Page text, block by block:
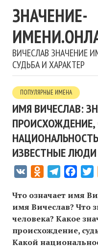
ЗНАЧЕНИЕ-
ВИЧЕСЛАВ ЗНАЧЕНИЕ
СУДЬБА И ХАРАКТЕР
ПОПУЛЯРНЫЕ ИМЕНА
ИМЯ ВИЧЕСЛАВ:
ПРОИСХОЖДЕНИЕ,
ИЗВЕСТНЫЕ ЛЮДИ
VK Odnoklassniki
Telegram
Что означает имя
имя Вичеслав? Что
человека? Какое
происхождение,
Какой